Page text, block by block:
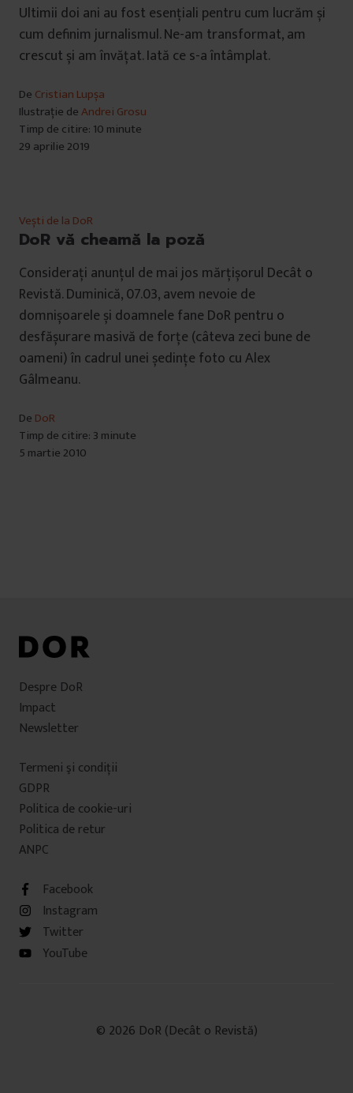
Ultimii doi ani au fost esențiali pentru cum lucrăm și
cum definim jurnalismul. Ne-am transformat, am
crescut și am învățat. Iată ce s-a întâmplat.
De Cristian Lupșa
Ilustrație deAndrei Grosu
Timp de citire: 10 minute
29 aprilie 2019
Vești de la DoR
DoR vă cheamă la poză
Considerați anunțul de mai jos mărțișorul Decât o
Revistă. Duminică, 07.03, avem nevoie de
domnișoarele și doamnele fane DoR pentru o
desfășurare masivă de forțe (câteva zeci bune de
oameni) în cadrul unei ședințe foto cu Alex
Gâlmeanu.
De DoR
Timp de citire: 3 minute
5 martie 2010
Despre DoR
Impact
Newsletter
Termeni şi condiţii
GDPR
Politica de cookie-uri
Politica de retur
ANPC
Facebook
Instagram
Twitter
YouTube
© 2026 DoR (Decât o Revistă)